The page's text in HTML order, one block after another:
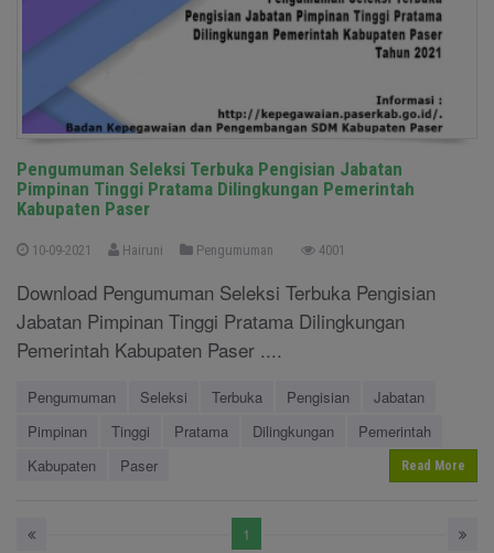
Pengumuman Seleksi Terbuka Pengisian Jabatan
Pimpinan Tinggi Pratama Dilingkungan Pemerintah
Kabupaten Paser
10-09-2021 Hairuni Pengumuman 4001
Download Pengumuman Seleksi Terbuka Pengisian
Jabatan Pimpinan Tinggi Pratama Dilingkungan
Pemerintah Kabupaten Paser ....
Pengumuman Seleksi Terbuka Pengisian
Jabatan
Pimpinan
Tinggi Pratama Dilingkungan
Pemerintah
Kabupaten
Paser Read More
1